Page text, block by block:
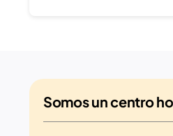
Somos uncentro